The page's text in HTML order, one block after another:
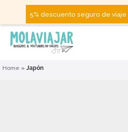
5% descuento seguro de viaje
Home » Japón